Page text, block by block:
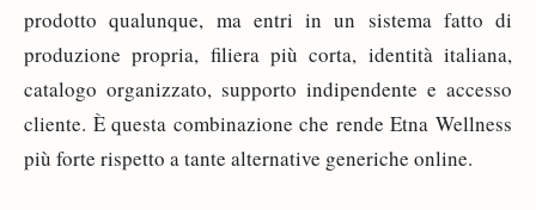
prodotto qualunque, ma entri in un sistema fatto di
produzione propria, filiera più corta, identità italiana,
catalogo organizzato, supporto indipendente e accesso
cliente. È questa combinazione che rende Etna Wellness
più forte rispetto a tante alternative generiche online.